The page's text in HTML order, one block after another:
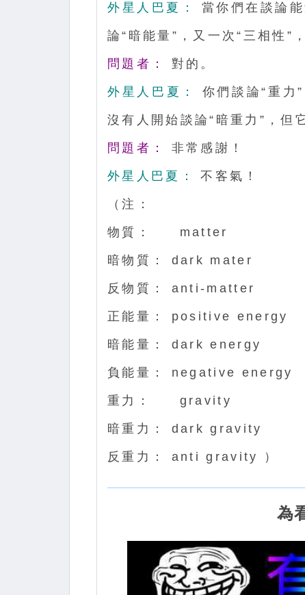
外星人巴夏： 當你們在談論
論“暗能量”，又一次“三相性”
問題者： 對的。
外星人巴夏： 你們談論“重力
沒有人開始談論“暗重力”，但
問題者： 非常感謝！
外星人巴夏： 不客氣！
（注：
物質： matter
暗物質： dark mater
反物質： anti-matter
正能量： positive energy
暗能量： dark energy
負能量： negative energy
重力： gravity
暗重力： dark gravity
反重力： anti gravity ）
為